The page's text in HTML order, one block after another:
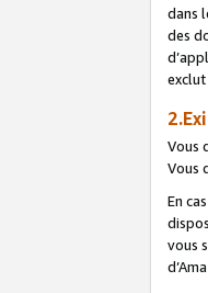
dans
des
Vous
Vous
En
vous